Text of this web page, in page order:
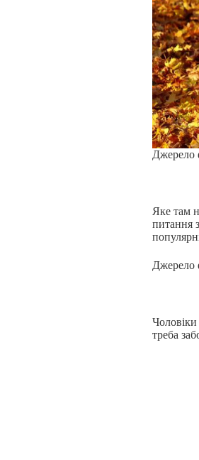
Джерело
Яке там
питання
Джерело
Чоловіки
треба